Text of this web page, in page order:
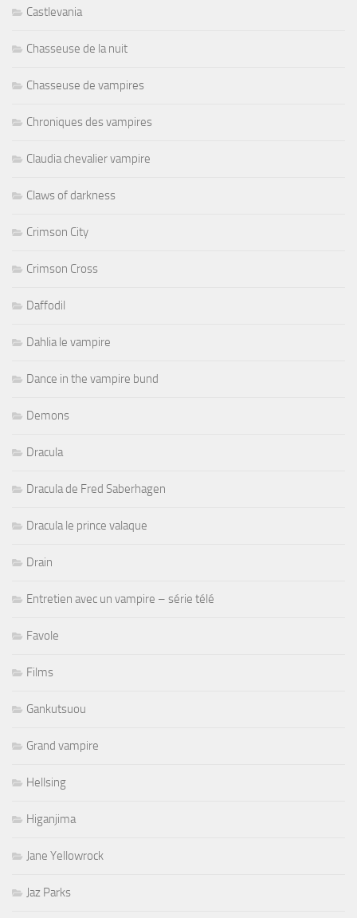
Castlevania
Chasseuse de la nuit
Chasseuse de vampires
Chroniques des vampires
Claudia chevalier vampire
Claws of darkness
Crimson City
Crimson Cross
Daffodil
Dahlia le vampire
Dance in the vampire bund
Demons
Dracula
Dracula de Fred Saberhagen
Dracula le prince valaque
Drain
Entretien avec un vampire – série télé
Favole
Films
Gankutsuou
Grand vampire
Hellsing
Higanjima
Jane Yellowrock
Jaz Parks